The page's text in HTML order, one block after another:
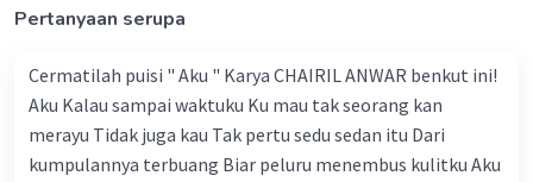
Melakukan kegiatan pembiayaan dengan
memberikan pinjaman kepada individu atau
perusahaan. Lembaga ini seringkali
berspesialisasi dalam pembiayaan tertentu,
Pertanyaan serupa
Cermatilah puisi " Aku " Karya CHAIRIL ANWAR benkut ini!
Aku Kalau sampai waktuku Ku mau tak seorang kan
merayu Tidak juga kau Tak pertu sedu sedan itu Dari
kumpulannya terbuang Biar peluru menembus kulitku Aku